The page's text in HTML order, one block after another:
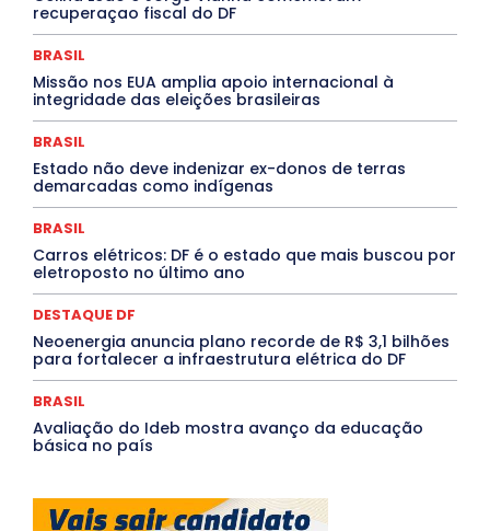
Jogos Online JUDICIÁRIO
MEIO AMBIENTE
Paraíba
Paraná Pernambuco Piauí
PROCESSO SELETIVO
QUALIFICAÇÃO PROFISSIONAL
RESIDÊNCIA
Santa Catarina
São Paulo SARAMPO
Saúde Agora
SEGURANÇA
TÁ FROID?
TEATRO TECNOLOGIA
TIC TAC
Mais
recuperaçao fiscal do DF
BRASIL
Missão nos EUA amplia apoio internacional à
integridade das eleições brasileiras
BRASIL
Estado não deve indenizar ex-donos de terras
demarcadas como indígenas
BRASIL
Carros elétricos: DF é o estado que mais buscou por
eletroposto no último ano
DESTAQUE DF
Neoenergia anuncia plano recorde de R$ 3,1 bilhões
para fortalecer a infraestrutura elétrica do DF
BRASIL
Avaliação do Ideb mostra avanço da educação
básica no país